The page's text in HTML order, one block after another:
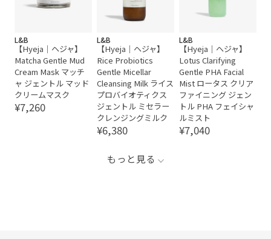
L&B
【Hyeja｜ヘジャ】
Matcha Gentle Mud
Cream Mask マッチ
ャ ジェントル マッド
クリームマスク
¥7,260
L&B
【Hyeja｜ヘジャ】
Rice Probiotics
Gentle Micellar
Cleansing Milk ライス
プロバイオティクス
ジェントル ミセラー
クレンジングミルク
¥6,380
L&B
【Hyeja｜ヘジャ】
Lotus Clarifying
Gentle PHA Facial
Mist ロータス クリア
ファイニング ジェン
トル PHA フェイシャ
ルミスト
¥7,040
もっと見る